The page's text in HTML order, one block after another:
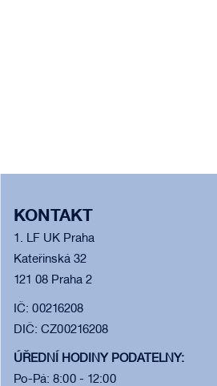
KONTAKT
1. LF UK Praha
Kateřinská 32
121 08 Praha 2
IČ: 00216208
DIČ: CZ00216208
ÚŘEDNÍ HODINY PODATELNY:
Po-Pá: 8:00 - 12:00